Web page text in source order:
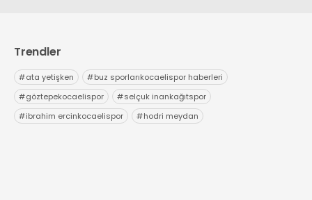
Trendler
#ata yetişken #buz sporlarıkocaelispor haberleri
#göztepekocaelispor #selçuk inankağıtspor
#ibrahim ercinkocaelispor #hodri meydan